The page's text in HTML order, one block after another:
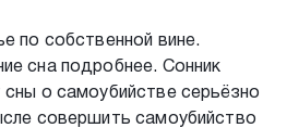
по собственной вине.
сна подробнее. Сонник
о самоубийстве серьёзно
совершить самоубийство